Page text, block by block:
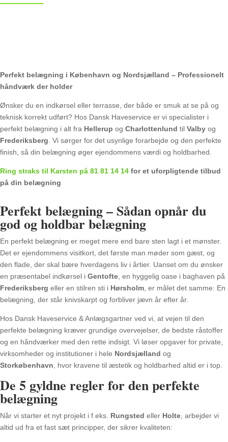
Perfekt belægning i København og Nordsjælland – Professionelt
håndværk der holder
Ønsker du en indkørsel eller terrasse, der både er smuk at se på og
teknisk korrekt udført? Hos Dansk Haveservice er vi specialister i
perfekt belægning i alt fra Hellerup og Charlottenlund til Valby og
Frederiksberg . Vi sørger for det usynlige forarbejde og den perfekte
finish, så din belægning øger ejendommens værdi og holdbarhed.
Ring straks til Karsten på 81 81 14 14 for et uforpligtende tilbud
på din belægning
Perfekt belægning – Sådan opnår du
god og holdbar belægning
En perfekt belægning er meget mere end bare sten lagt i et mønster.
Det er ejendommens visitkort, det første man møder som gæst, og
den flade, der skal bære hverdagens liv i årtier. Uanset om du ønsker
en præsentabel indkørsel i Gentofte , en hyggelig oase i baghaven på
Frederiksberg eller en stilren sti i Hørsholm , er målet det samme: En
belægning, der står knivskarpt og forbliver jævn år efter år.
Hos Dansk Haveservice & Anlægsgartner ved vi, at vejen til den
perfekte belægning kræver grundige overvejelser, de bedste råstoffer
og en håndværker med den rette indsigt. Vi løser opgaver for private,
virksomheder og institutioner i hele Nordsjælland og
Storkøbenhavn , hvor kravene til æstetik og holdbarhed altid er i top.
De 5 gyldne regler for den perfekte
belægning
Når vi starter et nyt projekt i f.eks. Rungsted eller Holte , arbejder vi
altid ud fra et fast sæt principper, der sikrer kvaliteten: